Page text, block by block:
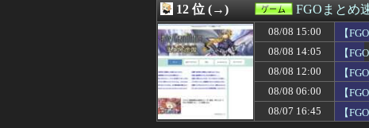
08/08 06:00
RTX5060、続々と8
08/08 04:00
【ウマ娘】シュヴ
08/08 01:17
【ウマ娘】懐かし
08/08 01:00
『ガンタンク』と
08/08 01:00
【遊戯王OCG情報
08/08 00:34
【まどマギ】ここ
08/08 00:31
【小ネタ・画像】
08/08 00:30
【FEH】リークに
08/08 00:30
【原神】瑞希がポ
12 位 (→) FGOまとめ
08/08 15:00
【
08/08 14:05
【
08/08 12:00
【
08/08 06:00
【
08/07 16:45
【